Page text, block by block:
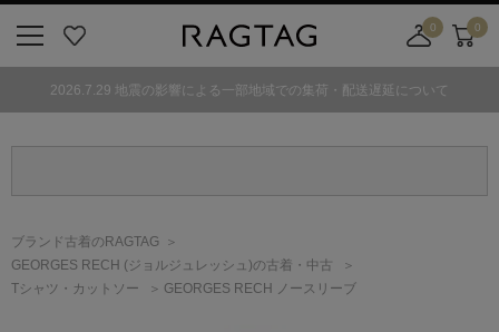
気
0
舗
カ
0
2026.7.29 地震の影響による一部地域での集荷・配送遅延について
ブランド古着のRAGTAG
GEORGES RECH (ジョルジュレッシュ)の古着・中古
Tシャツ・カットソー
GEORGES RECH ノースリーブ